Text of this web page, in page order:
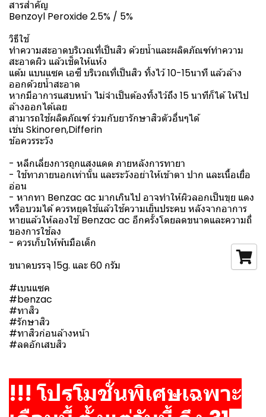
สารสำคัญ
Benzoyl Peroxide 2.5% / 5%
วิธีใช้
ทำความสะอาดบริเวณที่เป็นสิว ด้วยน้ำและผลิตภัณฑ์ทำความ
สะอาดผิว แล้วเช็ดให้แห้ง
แต้ม แบนแซค เอซี บริเวณที่เป็นสิว ทิ้งไว้ 10-15นาที แล้วล้าง
ออกด้วยน้ำสะอาด
หากมีอาการแสบหน้า ไม่จำเป็นต้องทิ้งไว้ถึง 15 นาทีก็ได้ ให้ไป
ล้างออกได้เลย
สามารถใช้ผลิตภัณฑ์ ร่วมกับยารักษาสิวตัวอื่นๆได้
เช่น Skinoren,Differin
ข้อควรระวัง
- หลีกเลี่ยงการถูกแสงแดด ภายหลังการทายา
- ใช้ทาภายนอกเท่านั้น และระวังอย่าให้เข้าตา ปาก และเนื้อเยื่อ
อ่อน
- หากทา Benzac ac มากเกินไป อาจทำให้ผิวลอกเป็นขุย แดง
หรือบวมได้ ควรหยุดใช้แล้วใช้ความเย็นประคบ หลังจากอาการ
หายแล้วให้ลองใช้ Benzac ac อีกครั้งโดยลดขนาดและความถี่
ของการใช้ลง
- ควรเก็บให้พ้นมือเด็ก
ขนาดบรรจุ 15g. และ 60 กรัม
#เบนแซค
#benzac
#ทาสิว
#รักษาสิว
#ทาสิวก่อนล้างหน้า
#ลดอักเสบสิว
!!! โปรโมชั่นพิเศษเฉพาะ